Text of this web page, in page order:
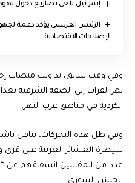
إسرائيل تلغي تصاريح دخول
الرئيس الفرنسي يؤكد دعمه
الإصلاحات الاقتصادية
وفي وقت سابق، تداولت منصات
نهر الفرات إلى الضفة الشرقية
الكردية في مناطق غرب النهر.
وفي ظل هذه التحركات، تناقل
سيطرة العشائر العربية على قرى
عدد من المقاتلين انشقاقهم عن
الجيش السوري.